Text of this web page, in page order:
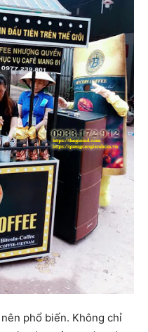
phổ biến. Không chỉ